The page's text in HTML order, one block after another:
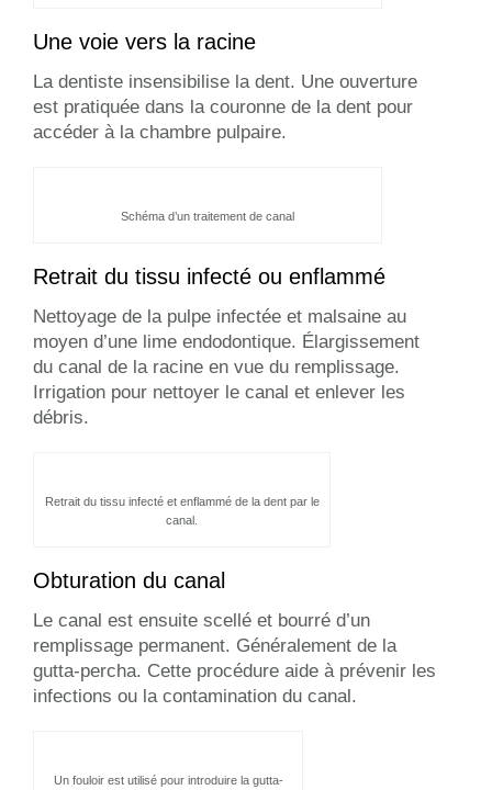
Une voie vers la racine
La dentiste insensibilise la dent. Une ouverture
est pratiquée dans la couronne de la dent pour
accéder à la chambre pulpaire.
Schéma d’un traitement de canal
Retrait du tissu infecté ou enflammé
Nettoyage de la pulpe infectée et malsaine au
moyen d’une lime endodontique. Élargissement
du canal de la racine en vue du remplissage.
Irrigation pour nettoyer le canal et enlever les
débris.
Retrait du tissu infecté et enflammé de la dent par le
canal.
Obturation du canal
Le canal est ensuite scellé et bourré d’un
remplissage permanent. Généralement de la
gutta-percha. Cette procédure aide à prévenir les
infections ou la contamination du canal.
Un fouloir est utilisé pour introduire la gutta-